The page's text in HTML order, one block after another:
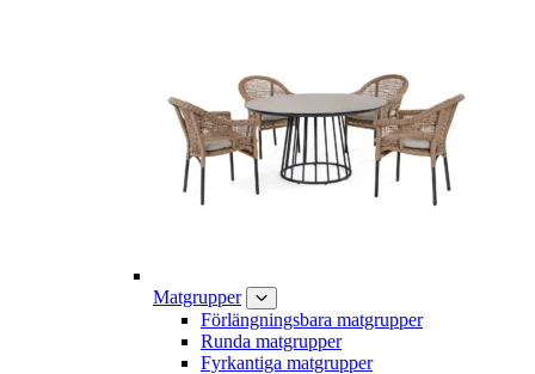
Matgrupper
Förlängningsbara matgrupper
Runda matgrupper
Fyrkantiga matgrupper